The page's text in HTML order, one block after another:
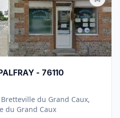
- 76110
du Grand Caux,
du Grand Caux